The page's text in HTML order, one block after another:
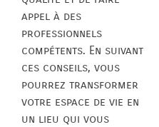
appel à des
professionnels
compétents. En suivant
ces conseils, vous
pourrez transformer
votre espace de vie en
un lieu qui vous